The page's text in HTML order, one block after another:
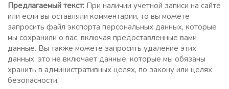
Предлагаемый текст: При наличии учетной записи на сайте
или если вы оставляли комментарии, то вы можете
запросить файл экспорта персональных данных, которые
мы сохранили о вас, включая предоставленные вами
данные. Вы также можете запросить удаление этих
данных, это не включает данные, которые мы обязаны
хранить в административных целях, по закону или целях
безопасности.